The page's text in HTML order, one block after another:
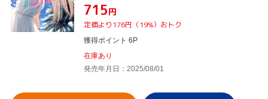
¥715円
定価より176円（19%）おトク
獲得ポイント 6P
在庫あり
発売年月日：2025/08/01